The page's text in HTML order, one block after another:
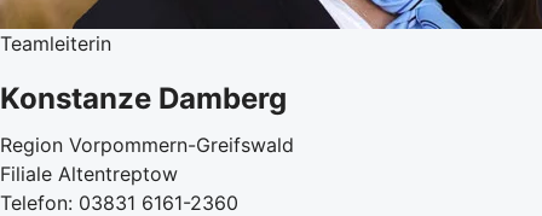
Teamleiterin
Konstanze Damberg
Region Vorpommern-Greifswald
Filiale Altentreptow
Telefon: 03831 6161-2360